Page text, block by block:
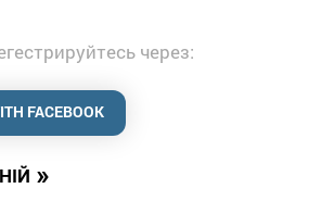
»
через:
FACEBOOK